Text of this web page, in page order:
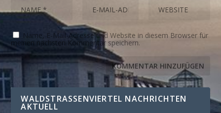
Name, E-Mail-Adresse und Website in diesem Browser für
meinen nächsten Kommentar speichern.
WALDSTRASSENVIERTEL NACHRICHTEN A
KTUELL